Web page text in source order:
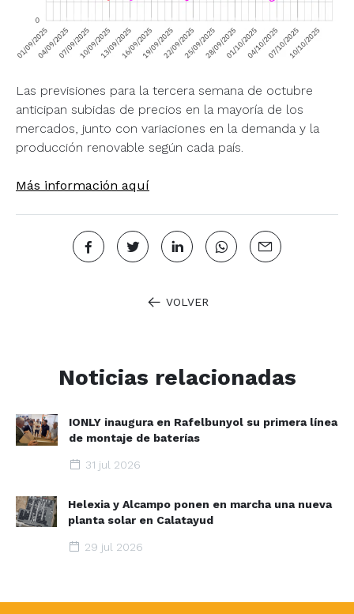
Las previsiones para la tercera semana de octubre
anticipan subidas de precios en la mayoría de los
mercados, junto con variaciones en la demanda y la
producción renovable según cada país.
Más información aquí
VOLVER
Noticias relacionadas
IONLY inaugura en Rafelbunyol su primera línea
de montaje de baterías
31 jul 2026
Helexia y Alcampo ponen en marcha una nueva
planta solar en Calatayud
29 jul 2026